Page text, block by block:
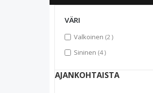
VÄRI
Valkoinen 2items
Sininen 4items
AJANKOHTAISTA